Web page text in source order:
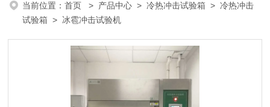
当前位置：首页 > 产品中心 >冷热冲击试验箱 >冷热冲击
试验箱 > 冰雹冲击试验机